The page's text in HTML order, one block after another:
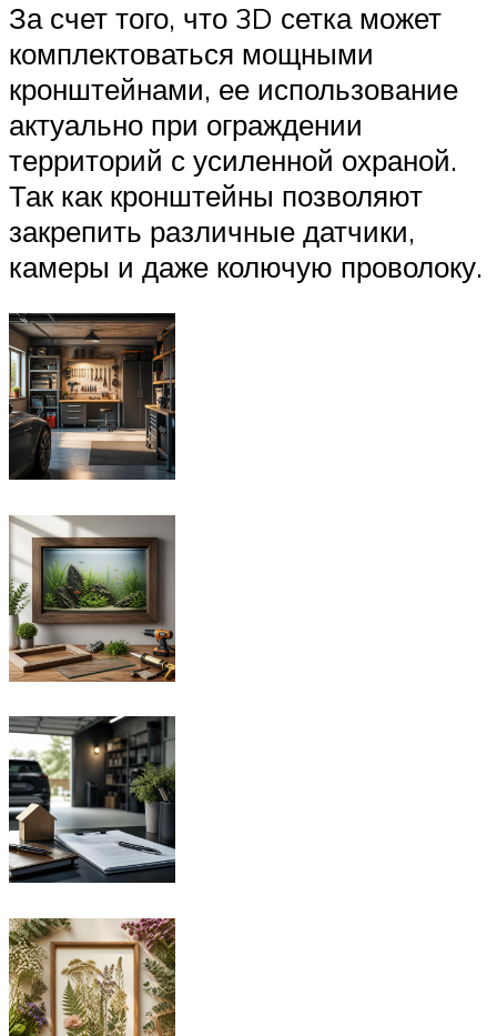
За счет того, что 3D сетка может
комплектоваться мощными
кронштейнами, ее использование
актуально при ограждении
территорий с усиленной охраной.
Так как кронштейны позволяют
закрепить различные датчики,
камеры и даже колючую проволоку.